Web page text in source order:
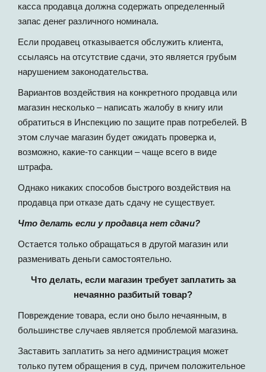
касса продавца должна содержать определенный
запас денег различного номинала.
Если продавец отказывается обслужить клиента,
ссылаясь на отсутствие сдачи, это является грубым
нарушением законодательства.
Вариантов воздействия на конкретного продавца или
магазин несколько – написать жалобу в книгу или
обратиться в Инспекцию по защите прав потребелей. В
этом случае магазин будет ожидать проверка и,
возможно, какие-то санкции – чаще всего в виде
штрафа.
Однако никаких способов быстрого воздействия на
продавца при отказе дать сдачу не существует.
Что делать если у продавца нет сдачи?
Остается только обращаться в другой магазин или
разменивать деньги самостоятельно.
Что делать, если магазин требует заплатить за
нечаянно разбитый товар?
Повреждение товара, если оно было нечаянным, в
большинстве случаев является проблемой магазина.
Заставить заплатить за него администрация может
только путем обращения в суд, причем положительное